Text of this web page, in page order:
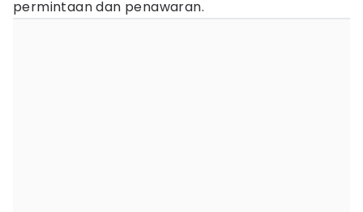
permintaan dan penawaran.